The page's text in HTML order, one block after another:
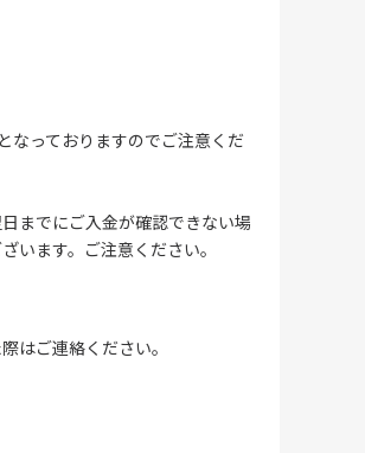
なっておりますのでご注意くだ
までにご入金が確認できない場
います。ご注意ください。
はご連絡ください。